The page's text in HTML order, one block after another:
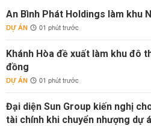
An Bình Phát Holdings làm khu
DỰ ÁN 01 phút trước
Khánh Hòa đề xuất làm khu đô
đồng
DỰ ÁN 01 phút trước
Đại diện Sun Group kiến nghị
tài chính khi chuyển nhượng dự